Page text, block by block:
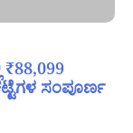
ಸಂಪೂರ್ಣ